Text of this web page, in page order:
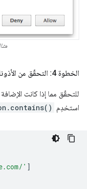
الخطوة 4: التحقّق من الأذونات الحالية للإضافة
للتحقّق مما إذا كانت
استخدِم
' ]